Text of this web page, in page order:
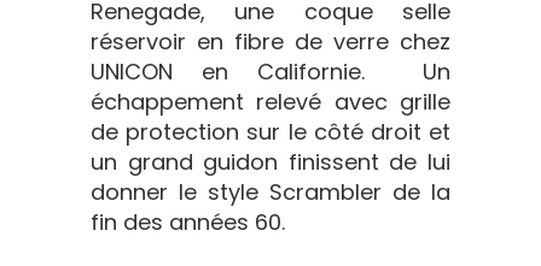
Renegade, une coque selle
réservoir en fibre de verre chez
UNICON en Californie. Un
échappement relevé avec grille
de protection sur le côté droit et
un grand guidon finissent de lui
donner le style Scrambler de la
fin des années 60.